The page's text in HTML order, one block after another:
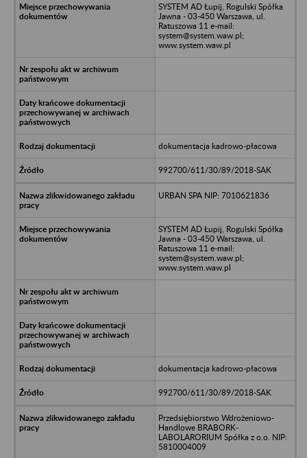
SYSTEM AD Łupij, Rogulski Spółka
Jawna - 03-450 Warszawa, ul.
Ratuszowa 11 e-mail:
system@system.waw.pl;
www.system.waw.pl
dokumentacja kadrowo-płacowa
992700/611/30/89/2018-SAK
URBAN SPA NIP: 7010621836
SYSTEM AD Łupij, Rogulski Spółka
Jawna - 03-450 Warszawa, ul.
Ratuszowa 11 e-mail:
system@system.waw.pl;
www.system.waw.pl
dokumentacja kadrowo-płacowa
992700/611/30/89/2018-SAK
Przedsiębiorstwo Wdrożeniowo-
Handlowe BRABORK-
LABOLARORIUM Spółka z o.o. NIP:
5810004009